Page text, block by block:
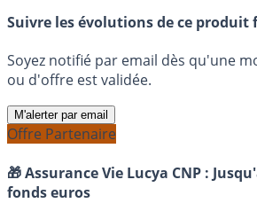
Suivre les évolutions de ce produit
Soyez notifié par email dès qu'une
ou d'offre est validée.
M'alerter par email
Offre Partenaire
🎁 Assurance Vie Lucya CNP :
fonds euros